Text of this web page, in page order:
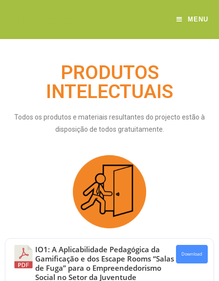
MENU
PRODUTOS
INTELECTUAIS
Todos os produtos e materiais resultantes do projecto estão à
disposição de todos gratuitamente.
IO1: A Aplicabilidade Pedagógica da
Gamificação e dos Escape Rooms “Salas
de Fuga” para o Empreendedorismo
Social no Setor da Juventude
Download